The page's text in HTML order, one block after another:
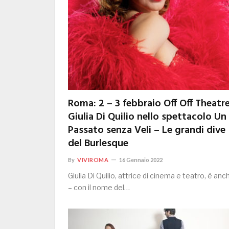
Roma: 2 – 3 febbraio Off Off
Giulia Di Quilio nello spettacolo Un
Passato senza Veli – Le grandi dive
del Burlesque
By VIVIROMA 16 Gennaio 2022
Giulia Di Quilio, attrice di cinema e teatro, è
– con il nome del…